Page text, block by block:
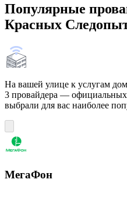
Популярные
Красных
На вашей улице к услугам
3 провайдера —
выбрали для вас наиболее
МегаФон